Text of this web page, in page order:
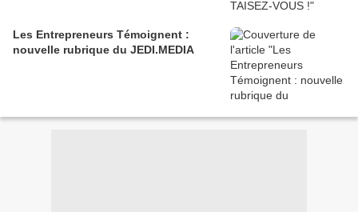
Les Entrepreneurs Témoignent :
nouvelle rubrique du JEDI.MEDIA